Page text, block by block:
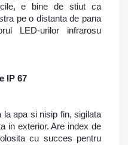
e bine de stiut ca
pe o distanta de pana
LED-urilor infrarosu
IP 67
apa si nisip fin, sigilata
in exterior. Are index de
cu succes pentru